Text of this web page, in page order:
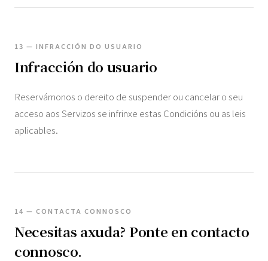
13 — INFRACCIÓN DO USUARIO
Infracción do usuario
Reservámonos o dereito de suspender ou cancelar o seu
acceso aos Servizos se infrinxe estas Condicións ou as leis
aplicables.
14 — CONTACTA CONNOSCO
Necesitas axuda? Ponte en contacto
connosco.